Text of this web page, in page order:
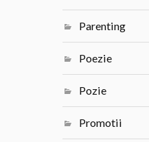
Parenting
Poezie
Pozie
Promotii